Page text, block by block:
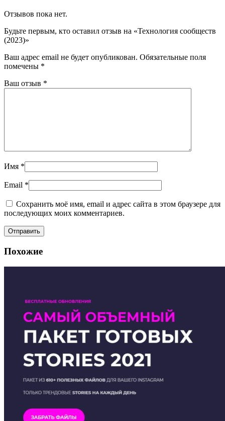
Отзывов пока нет.
Будьте первым, кто оставил отзыв на «Технология сообществ
(2023)»
Ваш адрес email не будет опубликован. Обязательные поля
помечены *
Ваш отзыв *
Имя *
Email *
Сохранить моё имя, email и адрес сайта в этом браузере для
последующих моих комментариев.
Похожие